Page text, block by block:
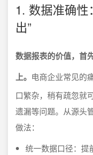
1. 数据准确性
出”
数据报表的价值，首
上。 电商企业常见的
口繁杂，稍有疏忽就
遗漏等问题。从源头
做法：
统一数据口径：提